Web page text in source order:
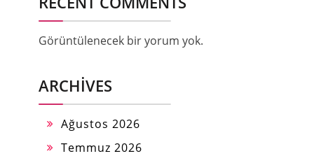
Görüntülenecek bir yorum yok.
ARCHIVES
Ağustos 2026
Temmuz 2026